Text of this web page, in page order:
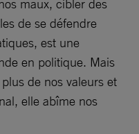
maux, cibler des
de se défendre
est une
en politique. Mais
de nos valeurs et
elle abîme nos